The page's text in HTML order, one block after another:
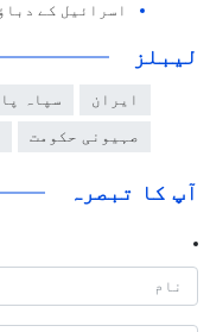
اسرائیل کے
لیبلز
ایران سپاہ
صہیونی حکومت
آپ کا تبصرہ